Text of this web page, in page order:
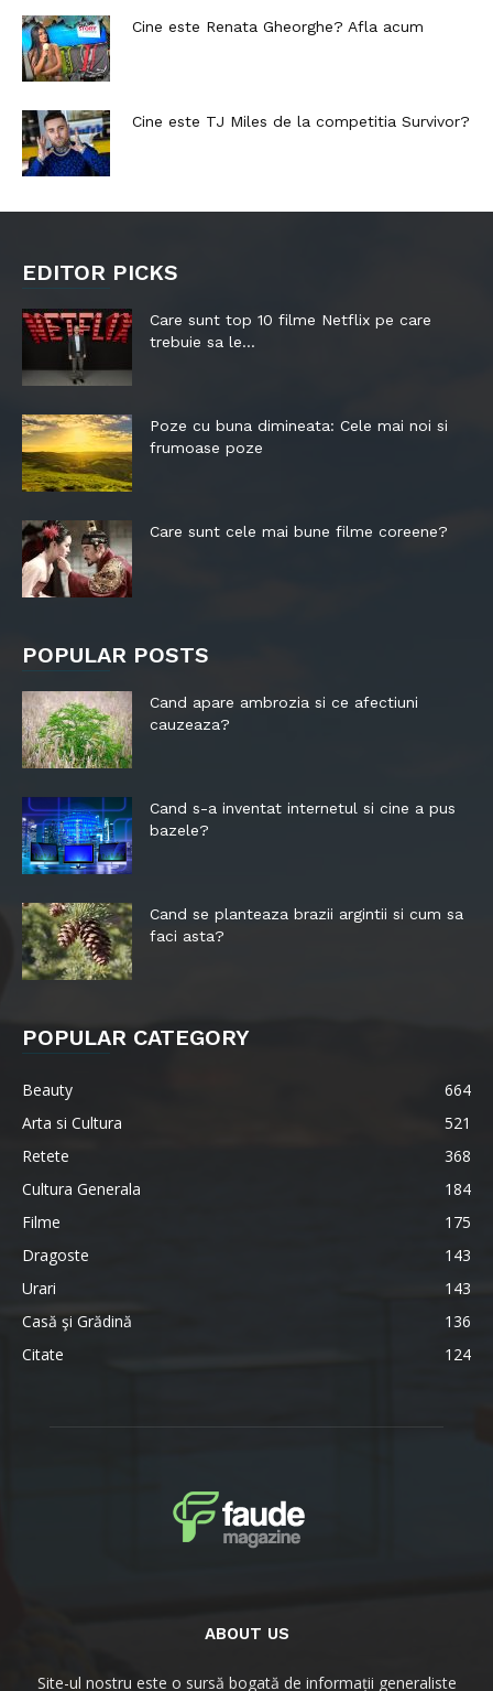
Cine este Renata Gheorghe? Afla acum
Cine este TJ Miles de la competitia Survivor?
EDITOR PICKS
Care sunt top 10 filme Netflix pe care
trebuie sa le...
Poze cu buna dimineata: Cele mai noi si
frumoase poze
Care sunt cele mai bune filme coreene?
POPULAR POSTS
Cand apare ambrozia si ce afectiuni
cauzeaza?
Cand s-a inventat internetul si cine a pus
bazele?
Cand se planteaza brazii argintii si cum sa
faci asta?
POPULAR CATEGORY
Beauty
664
Arta si Cultura
521
Retete
368
Cultura Generala
184
Filme
175
Dragoste
143
Urari
143
Casă şi Grădină
136
Citate
124
ABOUT US
Site-ul nostru este o sursă bogată de informații generaliste